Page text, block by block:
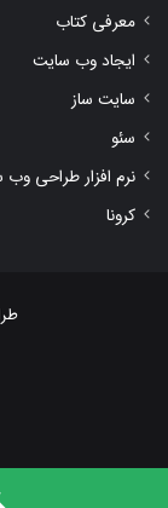
معرفی کتاب
ایجاد وب سایت
سایت ساز
سئو
نرم افزار طراحی
کرونا